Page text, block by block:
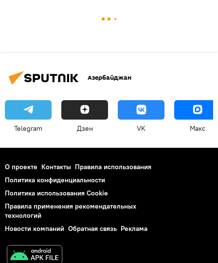
Азербайджан
Telegram Дзен VK Макс
О проекте Контакты Правила использования
Политика конфиденциальности
Политика использования Cookie
Правила применения рекомендательных
технологий
Новости компаний Обратная связь Реклама